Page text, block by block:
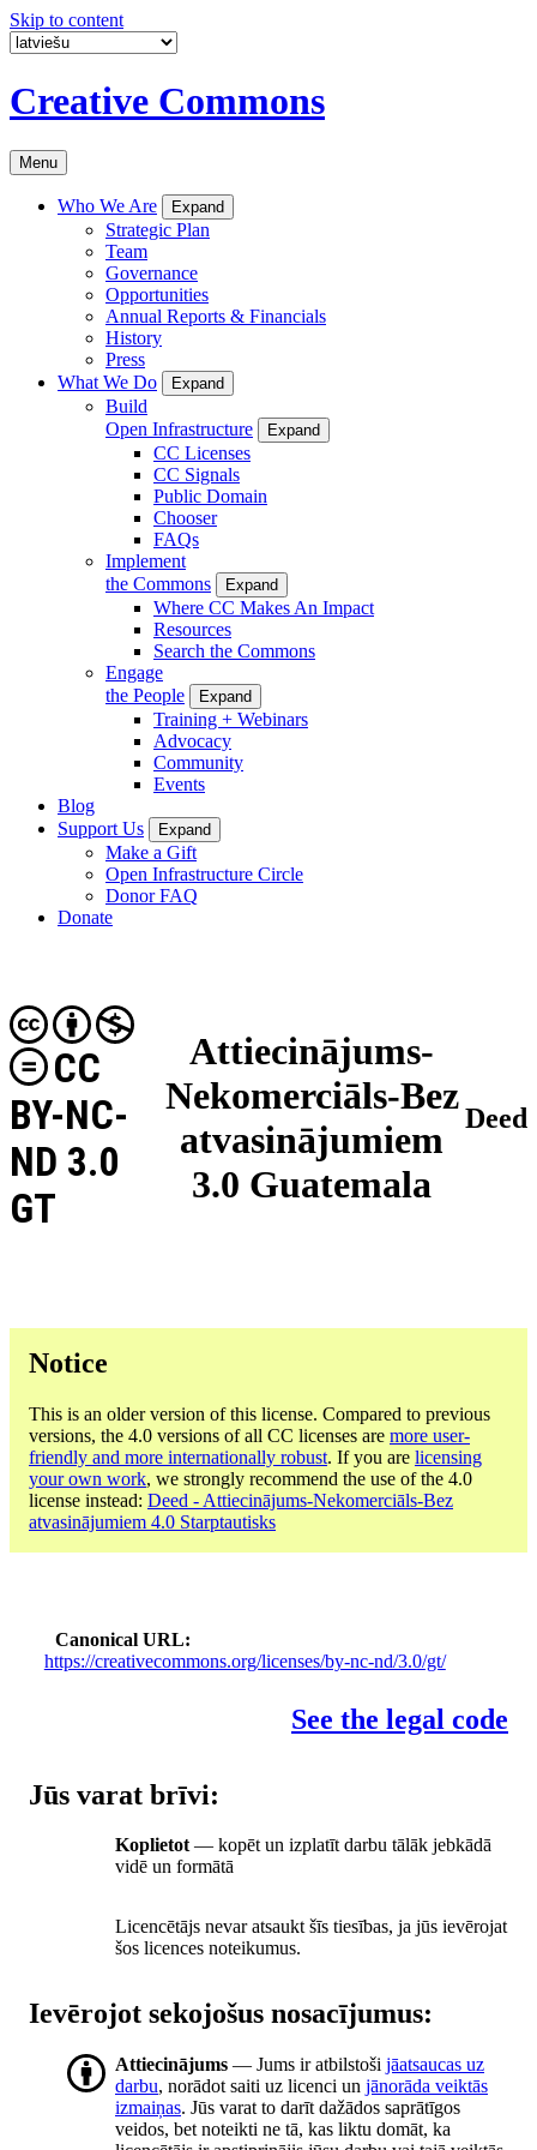
Skip to content
Creative Commons
Menu
Who We Are Expand
Strategic Plan
Team
Governance
Opportunities
Annual Reports & Financials
History
Press
What We Do
Expand
Build
Open Infrastructure
Expand
CC Licenses
CC Signals
Public Domain
Chooser
FAQs
Implement
the Commons
Expand
Where CC Makes An Impact
Resources
Search the Commons
Engage
the People
Expand
Training + Webinars
Advocacy
Community
Events
Blog
Support Us
Expand
Make a Gift
Open Infrastructure Circle
Donor FAQ
Donate
Attiecinājums-
Nekomerciāls-Bez
atvasinājumiem
3.0 Guatemala
CC
BY-NC-
ND 3.0
GT
Deed
Notice
This is an older version of this license. Compared to previous
versions, the 4.0 versions of all CC licenses are more user-
friendly and more internationally robust. If you are licensing
your own work, we strongly recommend the use of the 4.0
license instead: Deed - Attiecinājums-Nekomerciāls-Bez
atvasinājumiem 4.0 Starptautisks
Canonical URL
https://creativecommons.org/licenses/by-nc-nd/3.0/gt/
See the legal code
Jūs varat brīvi:
Koplietot— kopēt un izplatīt darbu tālāk jebkādā
vidē un formātā
Licencētājs nevar atsaukt šīs tiesības, ja jūs ievērojat
šos licences noteikumus.
Ievērojot sekojošus nosacījumus:
Attiecinājums — Jums ir atbilstoši jāatsaucas uz
darbu, norādot saiti uz licenci un jānorāda veiktās
izmaiņas. Jūs varat to darīt dažādos saprātīgos
veidos, bet noteikti ne tā, kas liktu domāt, ka